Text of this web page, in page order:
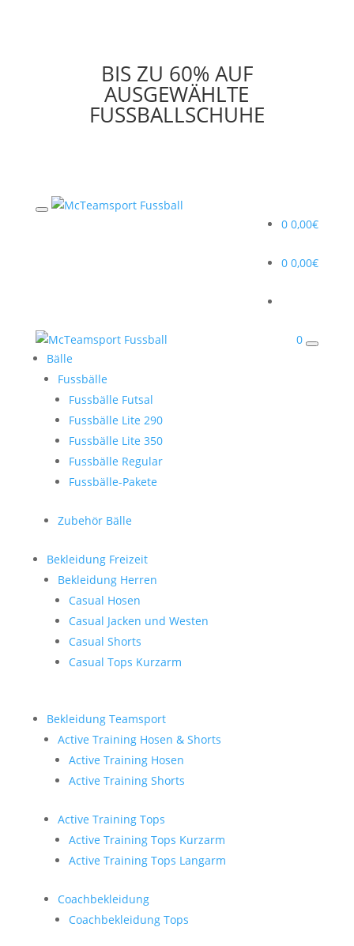
BIS ZU 60% AUF
AUSGEWÄHLTE
FUSSBALLSCHUHE
0 0,00€
0 0,00€
0
Bälle
Fussbälle
Fussbälle Futsal
Fussbälle Lite 290
Fussbälle Lite 350
Fussbälle Regular
Fussbälle-Pakete
Zubehör Bälle
Bekleidung Freizeit
Bekleidung Herren
Casual Hosen
Casual Jacken und Westen
Casual Shorts
Casual Tops Kurzarm
Bekleidung Teamsport
Active Training Hosen & Shorts
Active Training Hosen
Active Training Shorts
Active Training Tops
Active Training Tops Kurzarm
Active Training Tops Langarm
Coachbekleidung
Coachbekleidung Tops